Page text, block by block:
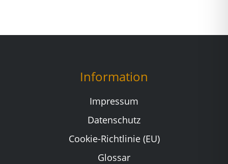
Information
Impressum
Datenschutz
Cookie-Richtlinie (EU)
Glossar